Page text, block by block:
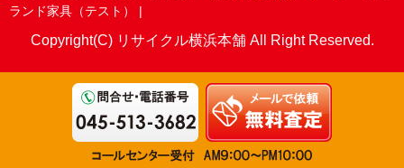
ランド家具（テスト）
|
Copyright(C) リサイクル横浜本舗 All Right Reserved.